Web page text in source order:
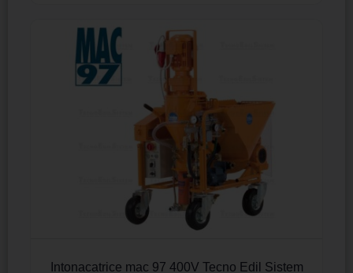
Intonacatrice mac 97 400V Tecno Edil Sistem